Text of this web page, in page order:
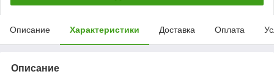
Описание Характеристики Доставка Оплата
Описание